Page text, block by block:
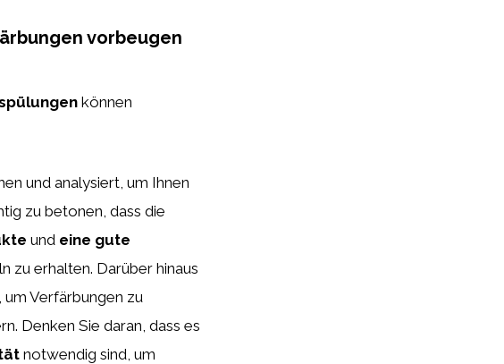
vorbeugen
können
und analysiert, um Ihnen
zu betonen, dass die
und eine gute
zu erhalten. Darüber hinaus
Verfärbungen zu
Denken Sie daran, dass es
notwendig sind, um